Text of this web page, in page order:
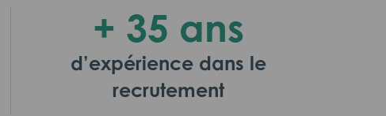
+ 35 ans
d’expérience dans le
recrutement